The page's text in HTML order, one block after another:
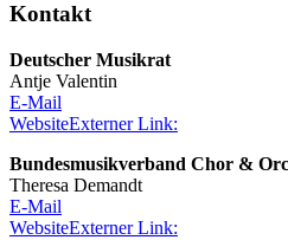
Kontakt
Deutscher Musikrat
Antje Valentin
E-Mail
WebsiteExterner Link:
Bundesmusikverband Chor &
Theresa Demandt
E-Mail
WebsiteExterner Link: